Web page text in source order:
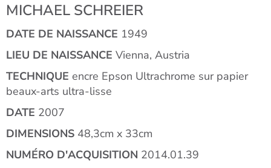
MICHAEL SCHREIER
DATE DE NAISSANCE 1949
LIEU DE NAISSANCE Vienna, Austria
TECHNIQUE encre Epson Ultrachrome sur papier
beaux-arts ultra-lisse
DATE 2007
DIMENSIONS 48,3cm x 33cm
NUMÉRO D'ACQUISITION 2014.01.39